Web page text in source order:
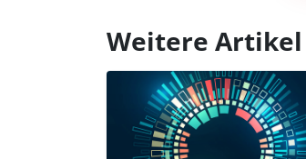
Weitere Artikel